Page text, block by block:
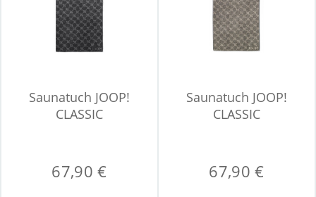
Saunatuch JOOP!
CLASSIC
67,90 €
Saunatuch JOOP!
CLASSIC
67,90 €